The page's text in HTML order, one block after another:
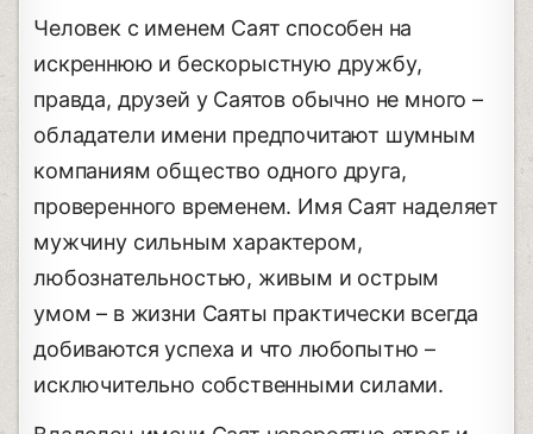
Человек с именем Саят способен на
искреннюю и бескорыстную дружбу,
правда, друзей у Саятов обычно не много –
обладатели имени предпочитают шумным
компаниям общество одного друга,
проверенного временем. Имя Саят наделяет
мужчину сильным характером,
любознательностью, живым и острым
умом – в жизни Саяты практически всегда
добиваются успеха и что любопытно –
исключительно собственными силами.